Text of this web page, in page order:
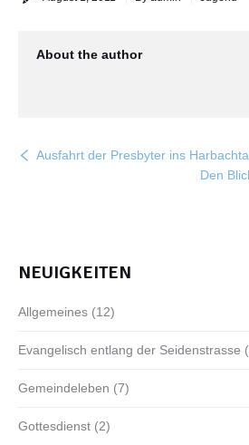
About the author
Ausfahrt der Presbyter ins
Den
NEUIGKEITEN
Allgemeines (12)
Evangelisch entlang der Seidenstrasse
Gemeindeleben (7)
Gottesdienst (2)